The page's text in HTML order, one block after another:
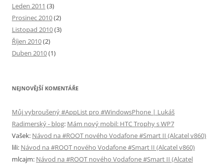
Leden 2011 (3)
Prosinec 2010(2)
Listopad 2010(3)
Říjen 2010(2)
Duben 2010(1)
NEJNOVĚJŠÍ KOMENTÁŘE
Můj vybroušený #AppList pro #WindowsPhone | Lukáš
Radimerský - blog: Mám nový mobil: HTC Trophy s WP7
Vašek: Návod na #ROOT nového Vodafone #Smart II (Alcatel v860)
lili: Návod na #ROOT nového Vodafone #Smart II (Alcatel v860)
mlcajm: Návod na #ROOT nového Vodafone #Smart II (Alcatel